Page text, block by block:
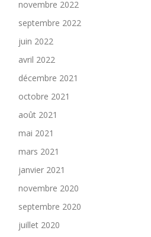
novembre 2022
septembre 2022
juin 2022
avril 2022
décembre 2021
octobre 2021
août 2021
mai 2021
mars 2021
janvier 2021
novembre 2020
septembre 2020
juillet 2020